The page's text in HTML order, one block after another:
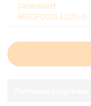
Datenblatt
8F1CP0025.1112A-0